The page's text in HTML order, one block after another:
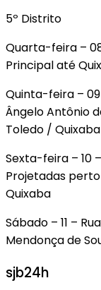
5º Distrito
Quarta-feira –
Principal até
Quinta-feira –
Ângelo Antônio
Toledo / Quixaba
Sexta-feira – 10
Projetadas
Quixaba
Sábado – 11 –
Mendonça de
sjb24h